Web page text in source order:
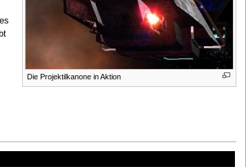
Die Projektilkanone in Aktion